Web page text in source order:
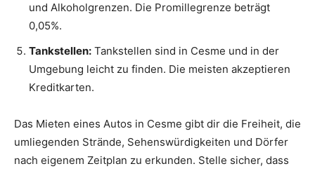
und Alkoholgrenzen. Die Promillegrenze beträgt
0,05%.
Tankstellen: Tankstellen sind in Cesme und in der
Umgebung leicht zu finden. Die meisten akzeptieren
Kreditkarten.
Das Mieten eines Autos in Cesme gibt dir die Freiheit, die
umliegenden Strände, Sehenswürdigkeiten und Dörfer
nach eigenem Zeitplan zu erkunden. Stelle sicher, dass